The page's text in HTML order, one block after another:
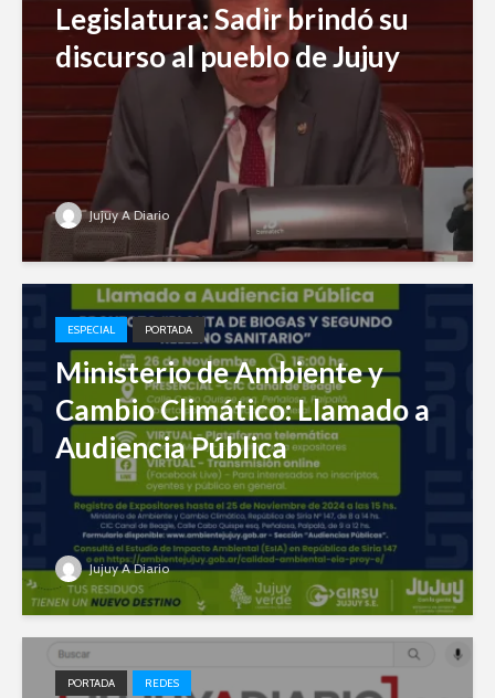
Legislatura: Sadir brindó su
discurso al pueblo de Jujuy
Jujuy A Diario
ESPECIAL PORTADA
Ministerio de Ambiente y
Cambio Climático: Llamado a
Audiencia Pública
Jujuy A Diario
PORTADA REDES